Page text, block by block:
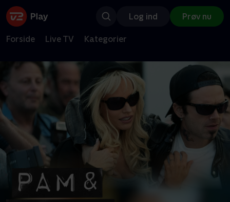
Log ind Prøv nu
Forside Live TV Kategorier